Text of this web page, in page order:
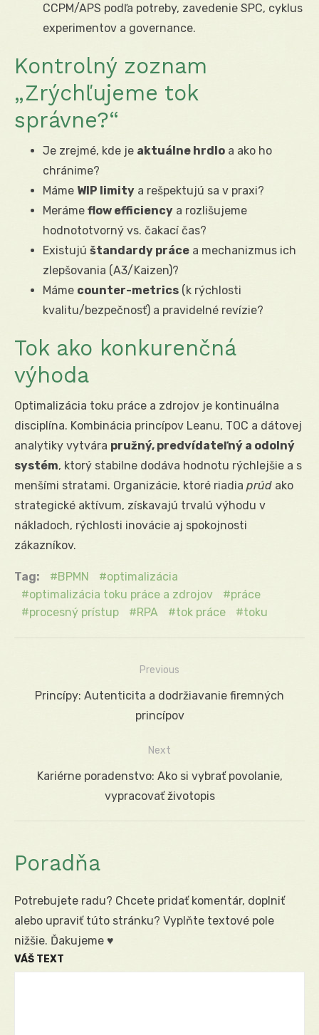
CCPM/APS podľa potreby, zavedenie SPC, cyklus
experimentov a governance.
Kontrolný zoznam
„Zrýchľujeme tok
správne?“
Je zrejmé, kde je aktuálne hrdlo a ako ho
chránime?
Máme WIP limity a rešpektujú sa v praxi?
Meráme flow efficiency a rozlišujeme
hodnototvorný vs. čakací čas?
Existujú štandardy práce a mechanizmus ich
zlepšovania (A3/Kaizen)?
Máme counter-metrics (k rýchlosti
kvalitu/bezpečnosť) a pravidelné revízie?
Tok ako konkurenčná
výhoda
Optimalizácia toku práce a zdrojov je kontinuálna
disciplína. Kombinácia princípov Leanu, TOC a dátovej
analytiky vytvára pružný, predvídateľný a odolný
systém, ktorý stabilne dodáva hodnotu rýchlejšie a s
menšími stratami. Organizácie, ktoré riadia prúd ako
strategické aktívum, získavajú trvalú výhodu v
nákladoch, rýchlosti inovácie aj spokojnosti
zákazníkov.
Tag: BPMN
optimalizácia
optimalizácia toku práce a zdrojov
práce
procesný prístup
RPA tok práce toku
Navigácia
Previous
Previous
Princípy: Autenticita a dodržiavanie firemných
princípov
Next
NextKariérne poradenstvo: Ako si vybrať povolanie,
vypracovať životopis
Poradňa
Potrebujete radu? Chcete pridať komentár, doplniť
alebo upraviť túto stránku? Vyplňte textové pole
nižšie. Ďakujeme ♥
VÁŠ TEXT